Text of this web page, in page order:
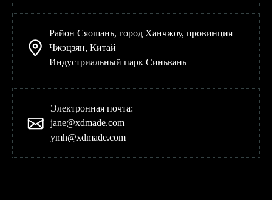
Район Сяошань, город Ханчжоу, провинция
Чжэцзян, Китай
Индустриальный парк Синьвань
Электронная почта:
jane@xdmade.com
ymh@xdmade.com